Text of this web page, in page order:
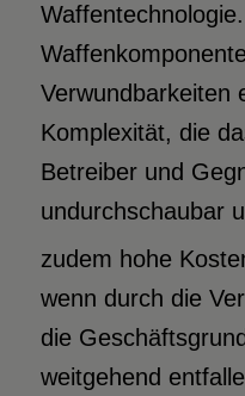
Verwundbarkeiten
Komplexität, die
Betreiber und
undurchschaubar
zudem hohe
wenn durch die
die
weitgehend